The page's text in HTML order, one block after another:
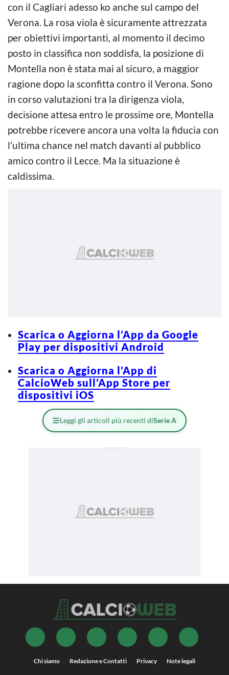
con il Cagliari adesso ko anche sul campo del
Verona. La rosa viola è sicuramente attrezzata
per obiettivi importanti, al momento il decimo
posto in classifica non soddisfa, la posizione di
Montella non è stata mai al sicuro, a maggior
ragione dopo la sconfitta contro il Verona. Sono
in corso valutazioni tra la dirigenza viola,
decisione attesa entro le prossime ore, Montella
potrebbe ricevere ancora una volta la fiducia con
l’ultima chance nel match davanti al pubblico
amico contro il Lecce. Ma la situazione è
caldissima.
Scarica o Aggiorna l’App da Google
Play per dispositivi Android
Scarica o Aggiorna l’App di
CalcioWeb sull’App Store per
dispositivi iOS
Leggi gli articoli più recenti diSerie A
Chi siamo Redazione e Contatti Privacy Note legali